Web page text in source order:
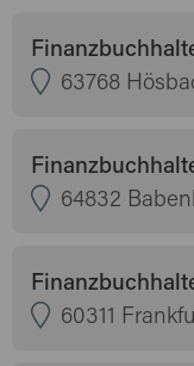
63768
64832
60311